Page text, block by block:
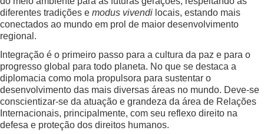
diferentes tradições e modus vivendi locais, estando mais
conectados ao mundo em prol de maior desenvolvimento
regional.
Integração é o primeiro passo para a cultura da paz e para o
progresso global para todo planeta. No que se destaca a
diplomacia como mola propulsora para sustentar o
desenvolvimento das mais diversas áreas no mundo. Deve-se
conscientizar-se da atuação e grandeza da área de Relações
Internacionais, principalmente, com seu reflexo direito na
defesa e proteção dos direitos humanos.